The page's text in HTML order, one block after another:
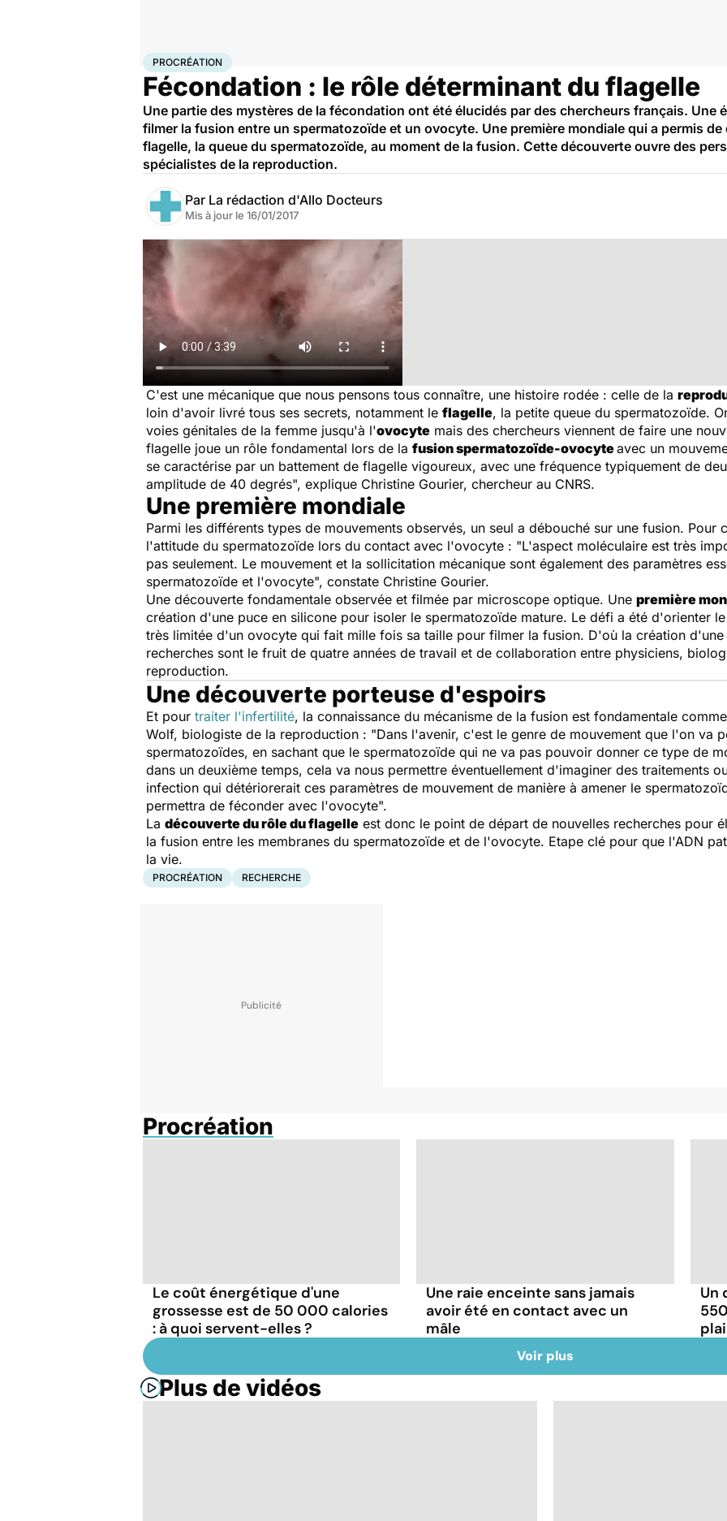
AccueilFamilleProcréation
PROCRÉATION
Fécondation : le rôle déterminant du flagelle
Une partie des mystères de la fécondation ont été élucidés par des chercheurs français. Une
filmer la fusion entre un spermatozoïde et un ovocyte. Une première mondiale qui a permis
flagelle, la queue du spermatozoïde, au moment de la fusion. Cette découverte ouvre des
spécialistes de la reproduction.
Par La rédaction d'Allo Docteurs
Mis à jour le 16/01/2017
C'est une mécanique que nous pensons tous connaître, une histoire rodée : celle de la
loin d'avoir livré tous ses secrets, notamment le flagelle, la petite queue du spermatozoïde.
voies génitales de la femme jusqu'à l'ovocyte mais des chercheurs viennent de faire une
flagelle joue un rôle fondamental lors de la fusion spermatozoïde-ovocyteavec un
se caractérise par un battement de flagelle vigoureux, avec une fréquence typiquement de
amplitude de 40 degrés", explique Christine Gourier, chercheur au CNRS.
Une première mondiale
Parmi les différents types de mouvements observés, un seul a débouché sur une fusion.
l'attitude du spermatozoïde lors du contact avec l'ovocyte : "L'aspect moléculaire est très
pas seulement. Le mouvement et la sollicitation mécanique sont également des paramètres
spermatozoïde et l'ovocyte", constate Christine Gourier.
Une découverte fondamentale observée et filmée par microscope optique. Une première
création d'une puce en silicone pour isoler le spermatozoïde mature. Le défi a été d'orienter
très limitée d'un ovocyte qui fait mille fois sa taille pour filmer la fusion. D'où la création
recherches sont le fruit de quatre années de travail et de collaboration entre physiciens,
reproduction.
Une découverte porteuse d'espoirs
Et pour traiter l'infertilité, la connaissance du mécanisme de la fusion est fondamentale
Wolf, biologiste de la reproduction : "Dans l'avenir, c'est le genre de mouvement que l'on va
spermatozoïdes, en sachant que le spermatozoïde qui ne va pas pouvoir donner ce type de
dans un deuxième temps, cela va nous permettre éventuellement d'imaginer des traitements
infection qui détériorerait ces paramètres de mouvement de manière à amener le
permettra de féconder avec l'ovocyte".
La découverte du rôle du flagelle est donc le point de départ de nouvelles recherches pour
la fusion entre les membranes du spermatozoïde et de l'ovocyte. Etape clé pour que l'ADN
la vie.
PROCRÉATION RECHERCHE
Procréation
Le coût énergétique d'une
grossesse est de 50 000 calories
: à quoi servent-elles ?
Une raie enceinte sans jamais
avoir été en contact avec un
mâle
Un
Voir plus
Plus de vidéos